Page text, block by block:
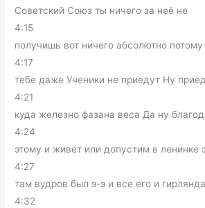
Советский Союз ты ничего за неё не
4:15
получишь вот ничего абсолютно потому
4:17
тебе даже Ученики не приедут Ну
4:21
куда железно фазана веса Да ну
4:24
этому и живёт или допустим в ленинке
4:27
там вудров был э-э и все его и гирлянда
4:32